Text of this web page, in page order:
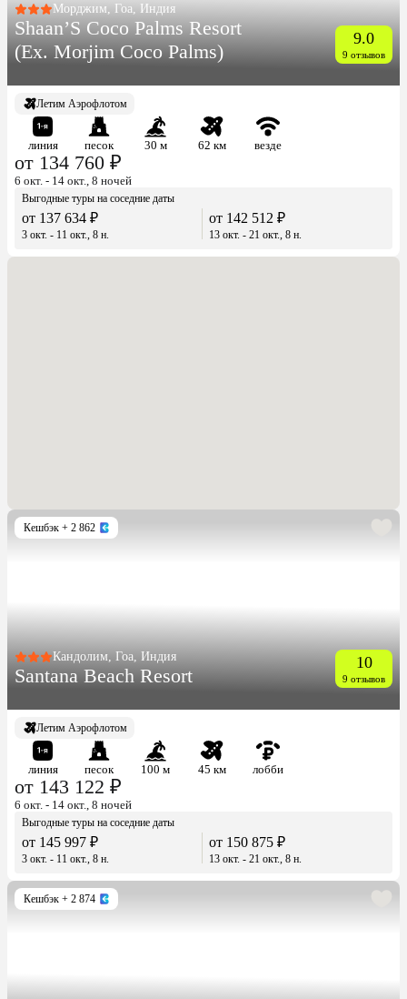
Морджим, Гоа, Индия
Shaan’S Coco Palms Resort
(Ex. Morjim Coco Palms)
9.0
9 отзывов
Летим Аэрофлотом
линия песок 30 м 62 км везде
от 134 760 ₽
6 окт. - 14 окт., 8 ночей
Выгодные туры на соседние даты
от 137 634 ₽
3 окт. - 11 окт., 8 н.
от 142 512 ₽
13 окт. - 21 окт., 8 н.
Кешбэк + 2 862
Кандолим, Гоа, Индия
Santana Beach Resort
10
9 отзывов
Летим Аэрофлотом
линия песок 100 м 45 км лобби
от 143 122 ₽
6 окт. - 14 окт., 8 ночей
Выгодные туры на соседние даты
от 145 997 ₽
3 окт. - 11 окт., 8 н.
от 150 875 ₽
13 окт. - 21 окт., 8 н.
Кешбэк + 2 874